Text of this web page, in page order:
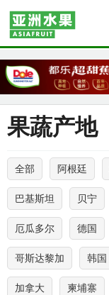
果蔬产地
全部 阿根廷
巴基斯坦 贝宁
厄瓜多尔 德国
哥斯达黎加 韩国
加拿大 柬埔寨